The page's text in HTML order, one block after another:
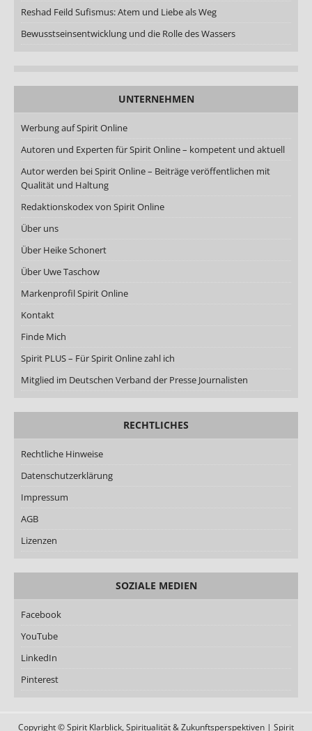
Reshad Feild Sufismus: Atem und Liebe als Weg
Bewusstseinsentwicklung und die Rolle des Wassers
UNTERNEHMEN
Werbung auf Spirit Online
Autoren und Experten für Spirit Online – kompetent und aktuell
Autor werden bei Spirit Online – Beiträge veröffentlichen mit
Qualität und Haltung
Redaktionskodex von Spirit Online
Über uns
Über Heike Schonert
Über Uwe Taschow
Markenprofil Spirit Online
Kontakt
Finde Mich
Spirit PLUS – Für Spirit Online zahl ich
Mitglied im Deutschen Verband der Presse Journalisten
RECHTLICHES
Rechtliche Hinweise
Datenschutzerklärung
Impressum
AGB
Lizenzen
SOZIALE MEDIEN
Facebook
YouTube
LinkedIn
Pinterest
Copyright © Spirit Klarblick, Spiritualität & Zukunftsperspektiven | Spirit